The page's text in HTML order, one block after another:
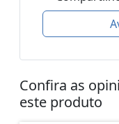
Confira as
este produto